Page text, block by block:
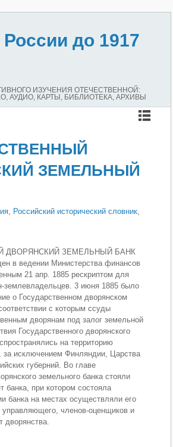
до 1917
ИЗУЧЕНИЯ ОТЕЧЕСТВЕННОЙ:
АУДИО, КАРТЫ, БИБЛИОТЕКА, АРХИВЫ
ЗЕМЕЛЬНЫЙ
, Российский исторический словник,
ДВОРЯНСКИЙ ЗЕМЕЛЬНЫЙ БАНК
в ведении Министерства финансов
21 апр. 1885 рескриптом для
землевладельцев. 3 июня 1885 было
о Государственном дворянском
с которым ссуды
дворянам под залог земельной
Государственного дворянского
на территорию
за исключением Финляндии, Царства
губерний. Во главе
земельного банка стояли
банка, при котором состояла
банка на местах осуществляли его
управляющего, членов-оценщиков и
дворянства.